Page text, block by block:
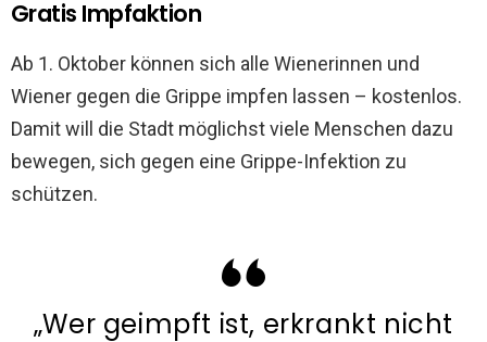
Gratis Impfaktion
Ab 1. Oktober können sich alle Wienerinnen und
Wiener gegen die Grippe impfen lassen – kostenlos.
Damit will die Stadt möglichst viele Menschen dazu
bewegen, sich gegen eine Grippe-Infektion zu
schützen.
„Wer geimpft ist, erkrankt nicht